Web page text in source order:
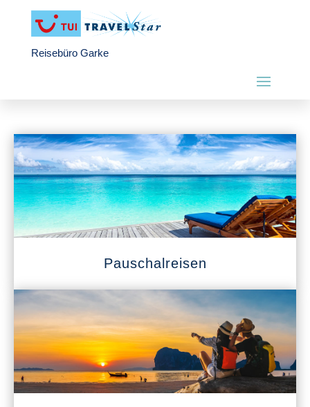
Reisebüro Garke
Pauschalreisen